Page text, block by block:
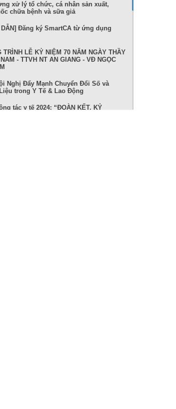
xử lý tổ chức, cá nhân sản xuất,
chữa bệnh và sữa giả
DẪN] Đăng ký SmartCA từ ứng dụng
TRÌNH LỄ KỶ NIỆM 70 NĂM NGÀY THẦY
- TTVH NT AN GIANG - VĐ NGỌC
Nghị Đẩy Mạnh Chuyển Đổi Số và
trong Y Tế & Lao Động
tác y tế 2024: “ĐOÀN KẾT, KỶ